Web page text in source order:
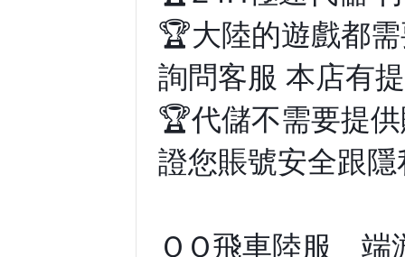
🏆大陸的遊戲都
詢問客服 本店有
🏆代儲不需要提
證您賬號安全跟
ＱＱ飛車陸服